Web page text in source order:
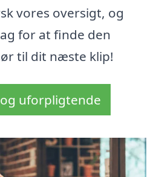
vores oversigt, og
for at finde den
til dit næste klip!
uforpligtende